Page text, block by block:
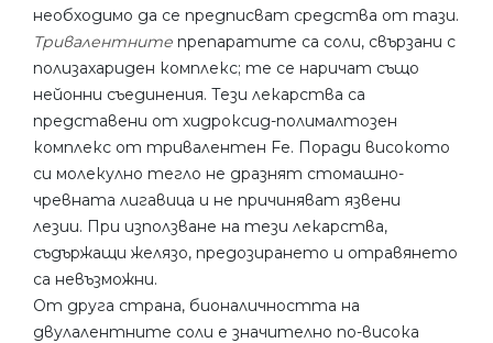
необходимо да се предписват средства от тази.
Тривалентните препаратите са соли, свързани с
полизахариден комплекс; те се наричат ​​също
нейонни съединения. Тези лекарства са
представени от хидроксид-полималтозен
комплекс от тривалентен Fe. Поради високото
си молекулно тегло не дразнят стомашно-
чревната лигавица и не причиняват язвени
лезии. При използване на тези лекарства,
съдържащи желязо, предозирането и отравянето
са невъзможни.
От друга страна, бионаличността на
двулалентните соли е значително по-висока